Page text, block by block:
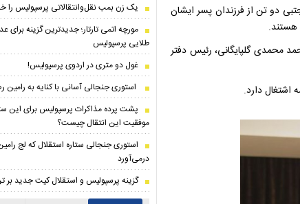
مجتبی دو تن از فرزندان پسر ایشان
محمد محمدی گلپایگانی، رئیس دفتر
اشتغال دارد.
یک زن بمب نقل‌وانتقالاتی پرسپولیس را
مورچه اتمی تارتار؛ جدیدترین گزینه برای
طلایی پرسپولیس
غول دو متری در اردوی پرسپولیس!
استوری جنجالی آسانی با کنایه به رامین
پشت پرده مذاکرات پرسپولیس برای این
موفقیت این انتقال چیست؟
استوری جنجالی ستاره استقلال که لج
درمی‌آورد
گزینه پرسپولیس و استقلال کیت جدید بر